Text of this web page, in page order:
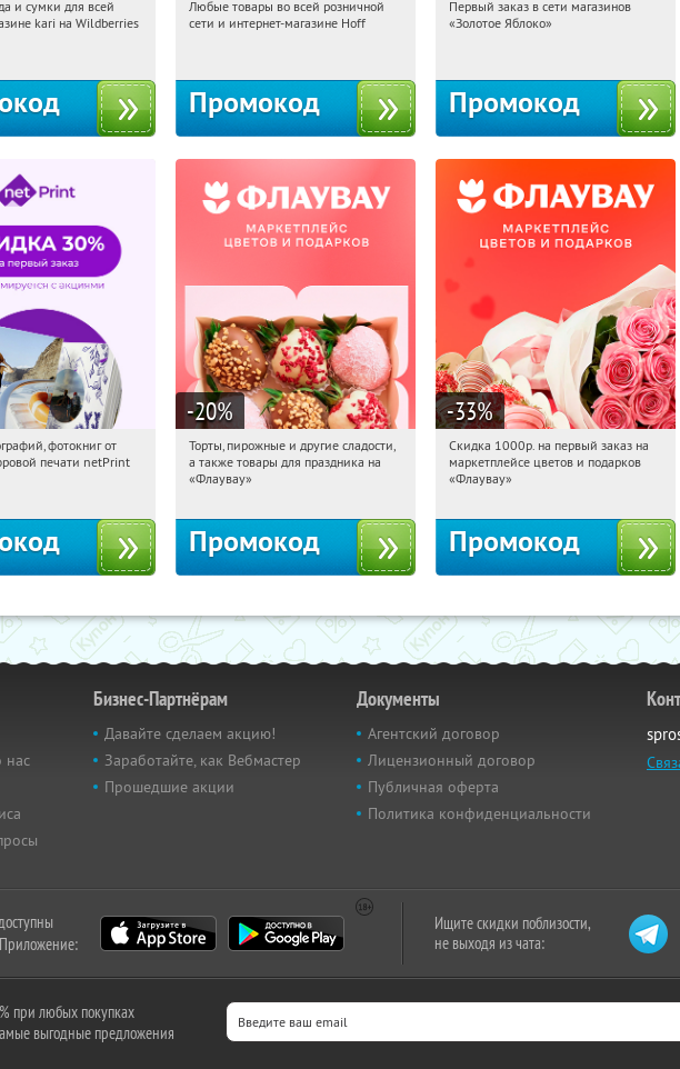
Получили:
и сумки для всей
kari на Wildberries
04:46:46 Получили:
Любые товары во всей розничной
сети и интернет-магазине Hoff
Промокод
04:46:46
Получи первым!
Первый заказ в сети магазинов
«Золотое Яблоко»
Промокод
Получили:
фотокниг от
печати netPrint
-20%
04:46:46 Получили:
Россия
Торты, пирожные и другие сладости,
а также товары для праздника на
«Флаувау»
Промокод
-33%
04:46:46 Получили:
Россия
Скидка 1000р. на первый заказ на
маркетплейсе цветов и подарков
«Флаувау»
Промокод
нас
Бизнес-Партнёрам
Давайте сделаем акцию!
Заработайте, как Вебмастер
Прошедшие акции
Документы
Агентский договор
Лицензионный договор
Публичная оферта
Политика конфиденциальности
Ищите скидки поблизости,
не выходя из чата:
при любых покупках
выгодные предложения